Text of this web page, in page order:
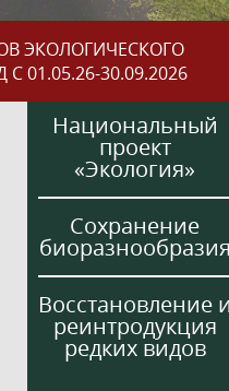
ЭКОЛОГИЧЕСКОГО
01.05.26-30.09.2026
Национальный
проект
«Экология»
Сохранение
Восстановление
реинтродукция
редких видов